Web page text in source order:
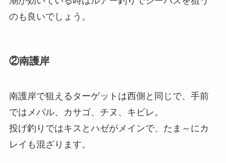
のも良いでしょう。
②南護岸
南護岸で狙えるターゲットは西側と同じで、手前
ではメバル、カサゴ、チヌ、キビレ。
投げ釣りではキスとハゼがメインで、たま～にカ
レイも混ざります。